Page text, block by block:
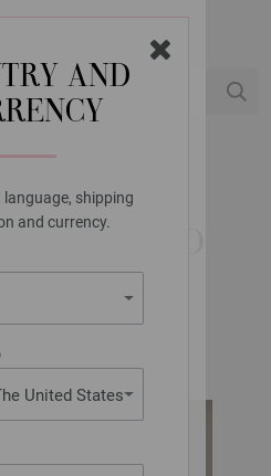
AND
language, shipping
and currency.
United States
GROSSA
26 | Модель 33